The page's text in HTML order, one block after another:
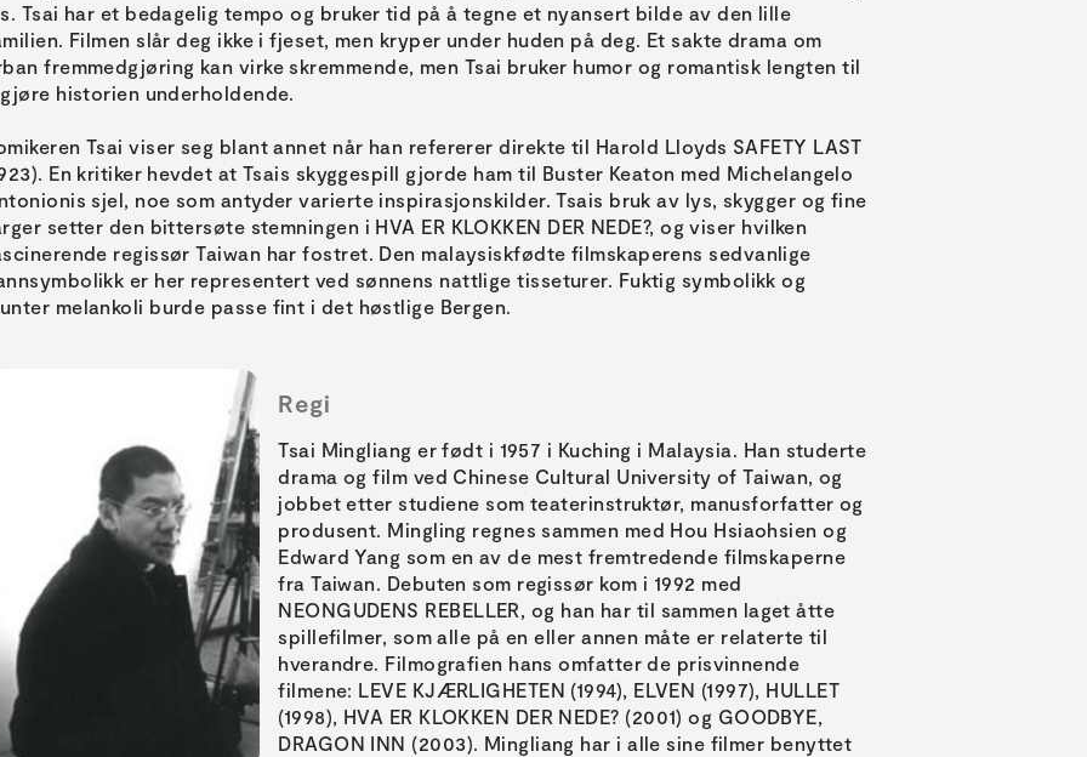
Tsai har et bedagelig tempo og bruker tid på å tegne et nyansert bilde av den lille
Filmen slår deg ikke i fjeset, men kryper under huden på deg. Et sakte drama om
fremmedgjøring kan virke skremmende, men Tsai bruker humor og romantisk lengten til
historien underholdende.
Tsai viser seg blant annet når han refererer direkte til Harold Lloyds SAFETY LAST
En kritiker hevdet at Tsais skyggespill gjorde ham til Buster Keaton med Michelangelo
sjel, noe som antyder varierte inspirasjonskilder. Tsais bruk av lys, skygger og fine
setter den bittersøte stemningen i HVA ER KLOKKEN DER NEDE?, og viser hvilken
regissør Taiwan har fostret. Den malaysiskfødte filmskaperens sedvanlige
er her representert ved sønnens nattlige tisseturer. Fuktig symbolikk og
melankoli burde passe fint i det høstlige Bergen.
Regi
Tsai Mingliang er født i 1957 i Kuching i Malaysia. Han studerte
drama og film ved Chinese Cultural University of Taiwan, og
jobbet etter studiene som teaterinstruktør, manusforfatter og
produsent. Mingling regnes sammen med Hou Hsiaohsien og
Edward Yang som en av de mest fremtredende filmskaperne
fra Taiwan. Debuten som regissør kom i 1992 med
NEONGUDENS REBELLER, og han har til sammen laget åtte
spillefilmer, som alle på en eller annen måte er relaterte til
hverandre. Filmografien hans omfatter de prisvinnende
filmene: LEVE KJÆRLIGHETEN (1994), ELVEN (1997), HULLET
(1998), HVA ER KLOKKEN DER NEDE? (2001) og GOODBYE,
DRAGON INN (2003). Mingliang har i alle sine filmer benyttet